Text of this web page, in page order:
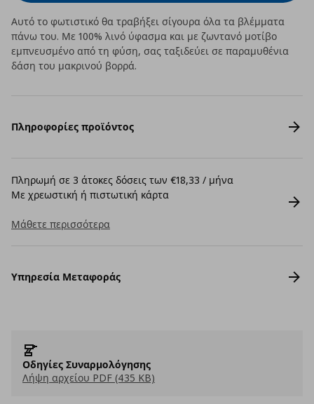
Αυτό το φωτιστικό θα τραβήξει σίγουρα όλα τα βλέμματα
πάνω του. Με 100% λινό ύφασμα και με ζωντανό μοτίβο
εμπνευσμένο από τη φύση, σας ταξιδεύει σε παραμυθένια
δάση του μακρινού βορρά.
Πληροφορίες προϊόντος
Πληρωμή σε 3 άτοκες δόσεις των €18,33 / μήνα
Με χρεωστική ή πιστωτική κάρτα
Μάθετε περισσότερα
Υπηρεσία Μεταφοράς
Οδηγίες Συναρμολόγησης
Λήψη αρχείου PDF (435 KB)